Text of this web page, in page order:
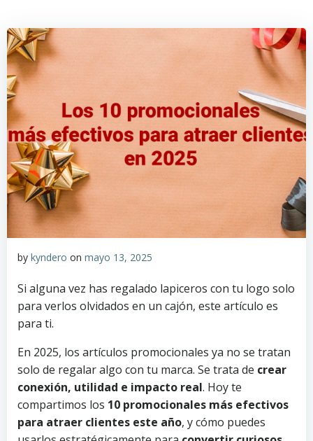
al
contenido
by kyndero on mayo 13, 2025
Si alguna vez has regalado lapiceros con tu logo solo
para verlos olvidados en un cajón, este artículo es
para ti.
En 2025, los artículos promocionales ya no se tratan
solo de regalar algo con tu marca. Se trata de crear
conexión, utilidad e impacto real. Hoy te
compartimos los 10 promocionales más efectivos
para atraer clientes este año, y cómo puedes